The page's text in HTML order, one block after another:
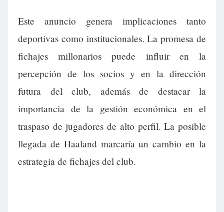
Este anuncio genera implicaciones tanto
deportivas como institucionales. La promesa de
fichajes millonarios puede influir en la
percepción de los socios y en la dirección
futura del club, además de destacar la
importancia de la gestión económica en el
traspaso de jugadores de alto perfil. La posible
llegada de Haaland marcaría un cambio en la
estrategia de fichajes del club.